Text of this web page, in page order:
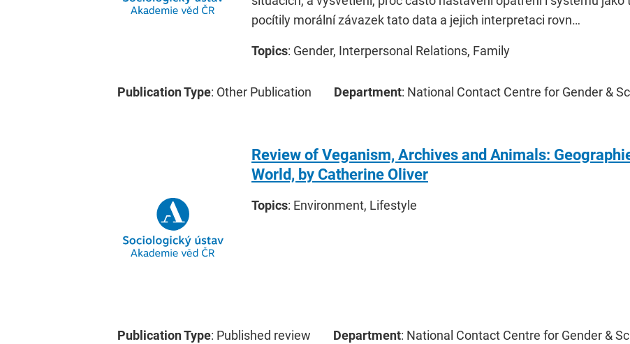
pocítily morální závazek tato data a jejich interpretaci rovn…
Topics: Gender, Interpersonal Relations, Family
Publication Type: Other Publication Department: National Contact Centre for Gender &
Review of Veganism, Archives and Animals:
World, by Catherine Oliver
Topics: Environment, Lifestyle
Publication Type: Published review Department: National Contact Centre for Gender &